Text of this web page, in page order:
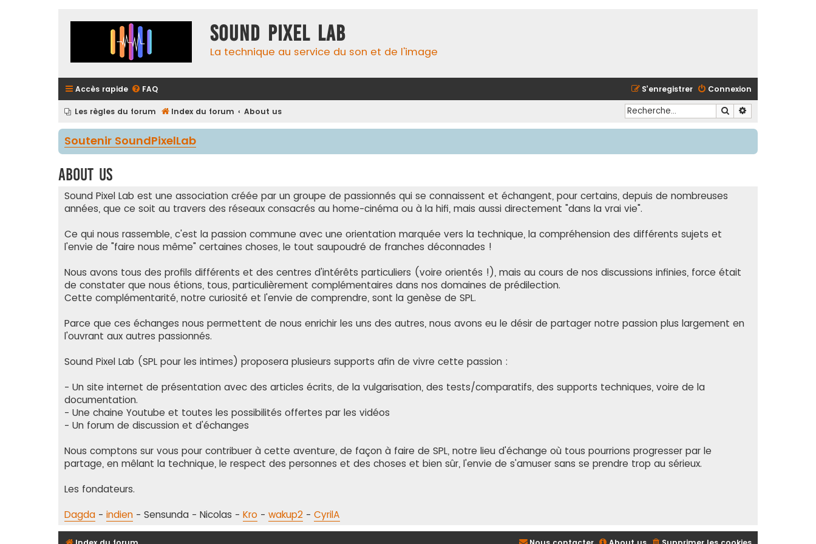
Sound Pixel Lab
La technique au service du son et de l'image
Accès rapide FAQ Connexion
S’enregistrer
Les règles du forum Index du forum About us Rechercher
Soutenir SoundPixelLab
About us
Sound Pixel Lab est une association créée par un groupe de passionnés qui se connaissent et échangent, pour certains, depuis de nombreuses
années, que ce soit au travers des réseaux consacrés au home-cinéma ou à la hifi, mais aussi directement "dans la vrai vie".
Ce qui nous rassemble, c'est la passion commune avec une orientation marquée vers la technique, la compréhension des différents sujets et
l'envie de "faire nous même" certaines choses, le tout saupoudré de franches déconnades !
Nous avons tous des profils différents et des centres d'intérêts particuliers (voire orientés !), mais au cours de nos discussions infinies, force était
de constater que nous étions, tous, particulièrement complémentaires dans nos domaines de prédilection.
Cette complémentarité, notre curiosité et l'envie de comprendre, sont la genèse de SPL.
Parce que ces échanges nous permettent de nous enrichir les uns des autres, nous avons eu le désir de partager notre passion plus largement en
l'ouvrant aux autres passionnés.
Sound Pixel Lab (SPL pour les intimes) proposera plusieurs supports afin de vivre cette passion :
- Un site internet de présentation avec des articles écrits, de la vulgarisation, des tests/comparatifs, des supports techniques, voire de la
documentation.
- Une chaine Youtube et toutes les possibilités offertes par les vidéos
- Un forum de discussion et d'échanges
Nous comptons sur vous pour contribuer à cette aventure, de façon à faire de SPL, notre lieu d'échange où tous pourrions progresser par le
partage, en mêlant la technique, le respect des personnes et des choses et bien sûr, l'envie de s'amuser sans se prendre trop au sérieux.
Les fondateurs.
Dagda - indien - Sensunda - Nicolas - Kro - wakup2 - CyrilA